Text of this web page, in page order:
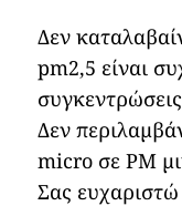
Δεν
pm2,5 είναι
Δεν
micro σε PM
Σας